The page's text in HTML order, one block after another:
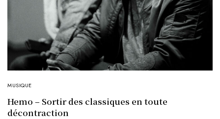
MUSIQUE
Hemo – Sortir des classiques en toute
décontraction